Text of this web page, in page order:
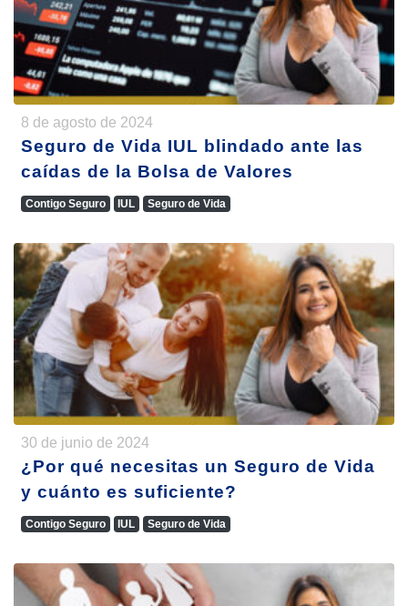
8 de agosto de 2024
Seguro de Vida IUL blindado ante las
caídas de la Bolsa de Valores
Contigo Seguro IUL Seguro de Vida
30 de junio de 2024
¿Por qué necesitas un Seguro de Vida
y cuánto es suficiente?
Contigo Seguro IUL Seguro de Vida